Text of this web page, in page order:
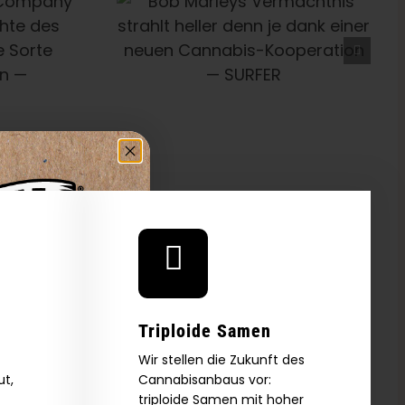
Strahlt
Dank
SURFER
Triploide Samen
Wir stellen die Zukunft des
Cannabisanbaus vor:
triploide Samen mit hoher